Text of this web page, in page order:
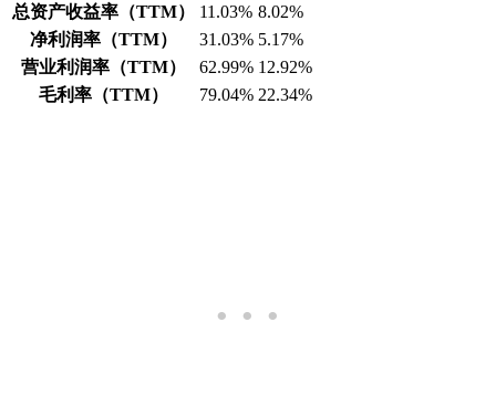
总资产收益率（TTM）
11.03% 8.02%
净利润率（TTM）
31.03% 5.17%
营业利润率（TTM）
62.99% 12.92%
毛利率（TTM）
79.04% 22.34%